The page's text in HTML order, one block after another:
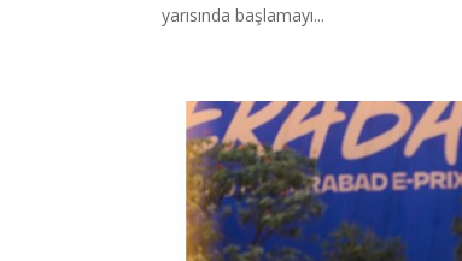
yarısında başlamayı...